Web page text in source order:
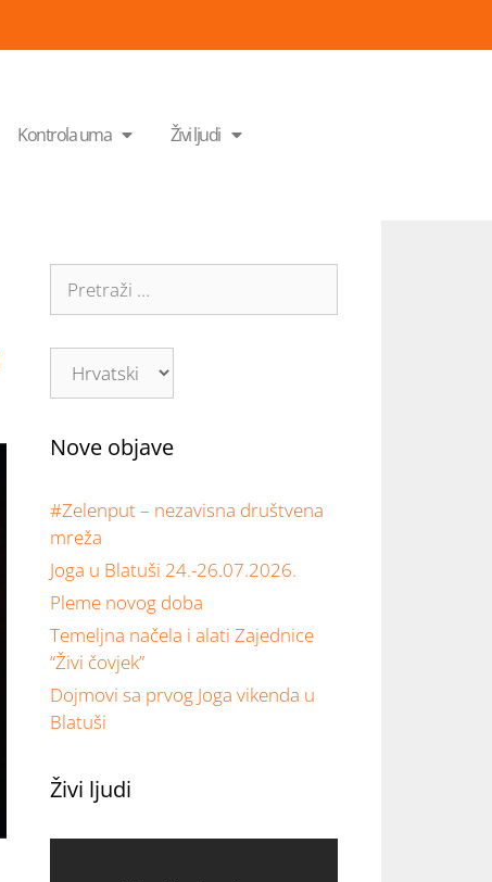
Kontrola uma Živi ljudi
Nove objave
#Zelenput – nezavisna društvena
mreža
Joga u Blatuši 24.-26.07.2026.
Pleme novog doba
Temeljna načela i alati Zajednice
“Živi čovjek”
Dojmovi sa prvog Joga vikenda u
Blatuši
Živi ljudi